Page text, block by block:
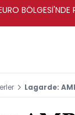
BÖLGESİ'NDE
Lagarde: